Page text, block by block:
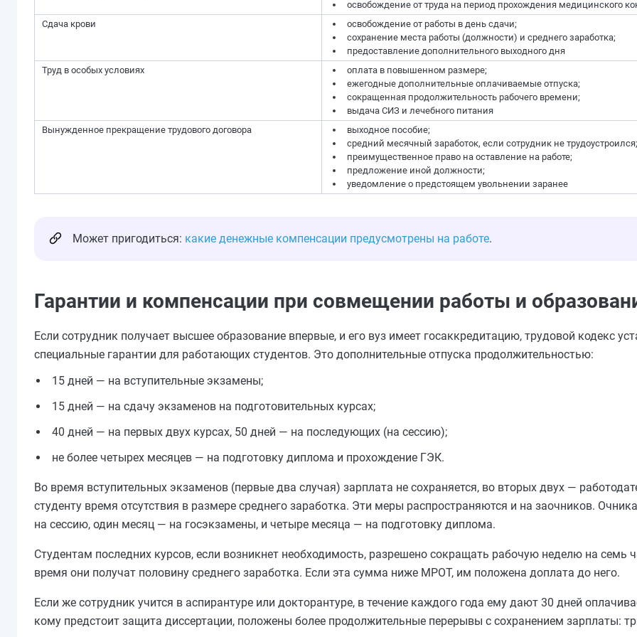
освобождение от труда на период прохождения медицинского
Сдача крови
освобождение от работы в день сдачи;
сохранение места работы (должности) и среднего заработка;
предоставление дополнительного выходного дня
Труд в особых условиях
оплата в повышенном размере;
ежегодные дополнительные оплачиваемые отпуска;
сокращенная продолжительность рабочего времени;
выдача СИЗ и лечебного питания
Вынужденное прекращение трудового договора
выходное пособие;
средний месячный заработок, если сотрудник не трудоустроился;
преимущественное право на оставление на работе;
предложение иной должности;
уведомление о предстоящем увольнении заранее
Может пригодиться: какие денежные компенсации предусмотрены на работе.
Гарантии и компенсации при совмещении работы и
Если сотрудник получает высшее образование впервые, и его вуз имеет госаккредитацию, трудовой кодекс
специальные гарантии для работающих студентов. Это дополнительные отпуска продолжительностью:
15 дней — на вступительные экзамены;
15 дней — на сдачу экзаменов на подготовительных курсах;
40 дней — на первых двух курсах, 50 дней — на последующих (на сессию);
не более четырех месяцев — на подготовку диплома и прохождение ГЭК.
Во время вступительных экзаменов (первые два случая) зарплата не сохраняется, во вторых двух —
студенту время отсутствия в размере среднего заработка. Эти меры распространяются и на заочников.
на сессию, один месяц — на госэкзамены, и четыре месяца — на подготовку диплома.
Студентам последних курсов, если возникнет необходимость, разрешено сокращать рабочую неделю на семь
время они получат половину среднего заработка. Если эта сумма ниже МРОТ, им положена доплата до него.
Если же сотрудник учится в аспирантуре или докторантуре, в течение каждого года ему дают 30 дней
кому предстоит защита диссертации, положены более продолжительные перерывы с сохранением зарплаты: